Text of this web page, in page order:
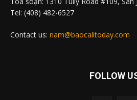
Tel: (408) 482-6527
Contact us: nam@baocalitoday.com
FOLLOW